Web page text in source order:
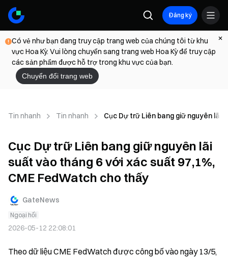
Đăng ký
Có vẻ như bạn đang truy cập trang web của chúng tôi từ khu
vực Hoa Kỳ. Vui lòng chuyển sang trang web Hoa Kỳ để truy cập
các sản phẩm được hỗ trợ trong khu vực của bạn.
Chuyển đổi trang web
Tin nhanh Tin nhanh Cục Dự trữ Liên bang giữ nguyên lãi
Cục Dự trữ Liên bang giữ nguyên lãi
suất vào tháng 6 với xác suất 97,1%,
CME FedWatch cho thấy
GateNews
Ngoại hối
2026-05-12 22:08:01
Theo dữ liệu CME FedWatch được công bố vào ngày 13/5,